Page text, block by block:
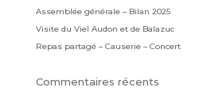
Assemblée générale – Bilan 2025
Visite du Viel Audon et de Balazuc
Repas partagé – Causerie – Concert
Commentaires récents